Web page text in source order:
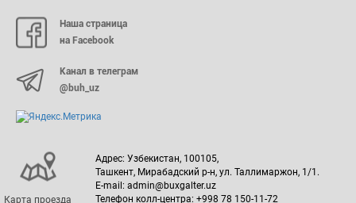
Наша страница
на Facebook
Канал в телеграм
@buh_uz
Карта проезда
Адрес: Узбекистан, 100105,
Ташкент, Мирабадский р-н, ул. Таллимаржон, 1/1.
E-mail: admin@buxgalter.uz
Телефон колл-центра: +998 78 150-11-72